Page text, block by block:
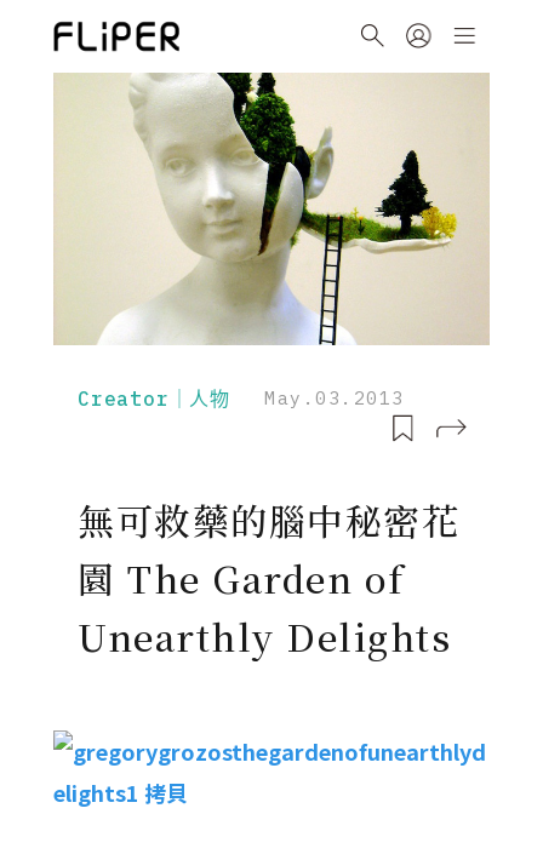
Creator｜人物 May.03.2013
無可救藥的腦中秘密花
園 The Garden of
Unearthly Delights